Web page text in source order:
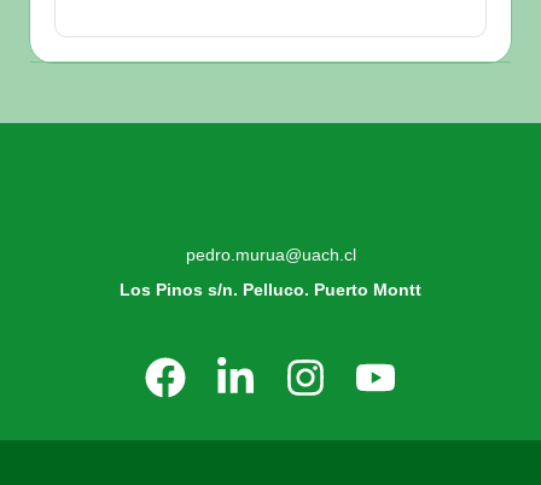
pedro.murua@uach.cl
Los Pinos s/n. Pelluco. Puerto Montt